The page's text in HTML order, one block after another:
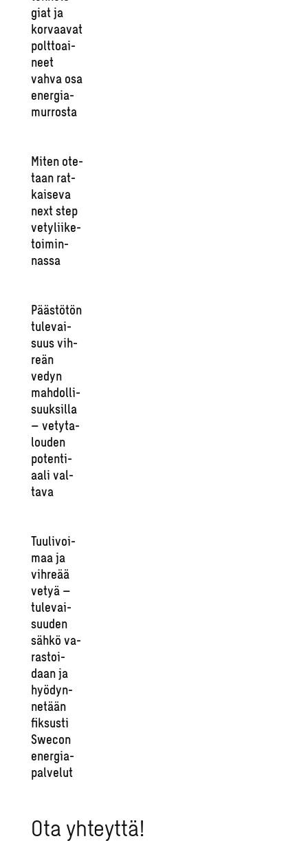
giat ja
kor­vaa­vat
polt­toai­
neet
vahva osa
ener­gia­
mur­ros­ta
Miten ote­
taan rat­
kai­se­va
next step
ve­ty­lii­ke­
toi­min­
nas­sa
Pääs­tö­tön
tu­le­vai­
suus vih­
reän
vedyn
mah­dol­li­
suuk­sil­la
– ve­ty­ta­
lou­den
po­ten­ti­
aa­li val­
ta­va
Tuu­li­voi­
maa ja
vih­re­ää
vetyä –
tu­le­vai­
suu­den
sähkö va­
ras­toi­
daan ja
hyö­dyn­
ne­tään
fik­sus­ti
Swecon
ener­gia­
pal­ve­lut
Ota yh­teyt­tä!